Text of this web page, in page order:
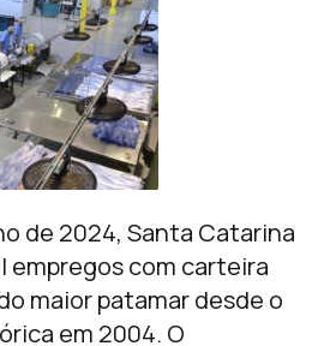
de 2024, Santa Catarina
empregos com carteira
maior patamar desde o
em 2004. O